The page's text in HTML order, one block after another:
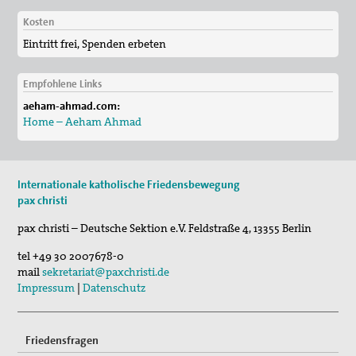
"Alle müssen den Krieg verlästern"
Gottes auf Erden
Unsere Mitgliederzeitschrift pax info
Unser Kongress 2015: Gerechten Frieden weiter denken
Pastoral"
Newsletter
Ukrainekonflikt
Kosten
Eintritt frei, Spenden erbeten
Empfohlene Links
aeham-ahmad.com:
Home – Aeham Ahmad
Internationale katholische Friedensbewegung
pax christi
pax christi – Deutsche Sektion e.V.Feldstraße 4,13355 Berlin
tel+49 30 2007678-0
mailsekretariat@paxchristi.de
Impressum |Datenschutz
Friedensfragen